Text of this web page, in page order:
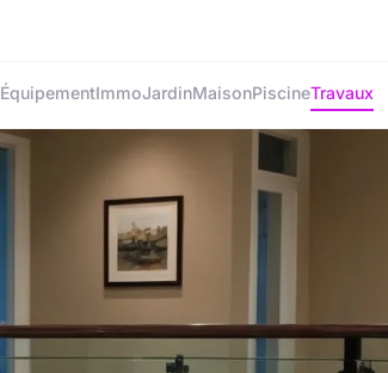
ÉquipementImmoJardinMaisonPiscineTravaux